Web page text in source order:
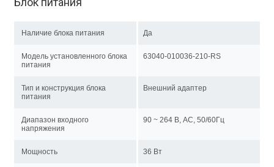
Наличие блока питания Да
Модель установленного блока
питания
63040-010036-210-RS
Тип и конструкция блока
питания
Внешний адаптер
Диапазон входного
напряжения
90 ~ 264 В, AC, 50/60Гц
Мощность 36 Вт